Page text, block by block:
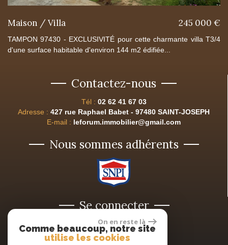
Maison / Villa 245 000 €
TAMPON 97430 - EXCLUSIVITÉ pour cette charmante villa T3/4
d'une surface habitable d'environ 144 m2 édifiée...
Contactez-nous
Tél : 02 62 41 67 03
Adresse : 427 rue Raphael Babet - 97480 SAINT-JOSEPH
E-mail : leforum.immobilier@gmail.com
Nous sommes adhérents
Se connecter
Espace propriétaires
On en reste là
Comme beaucoup, notre site
utilise les cookies